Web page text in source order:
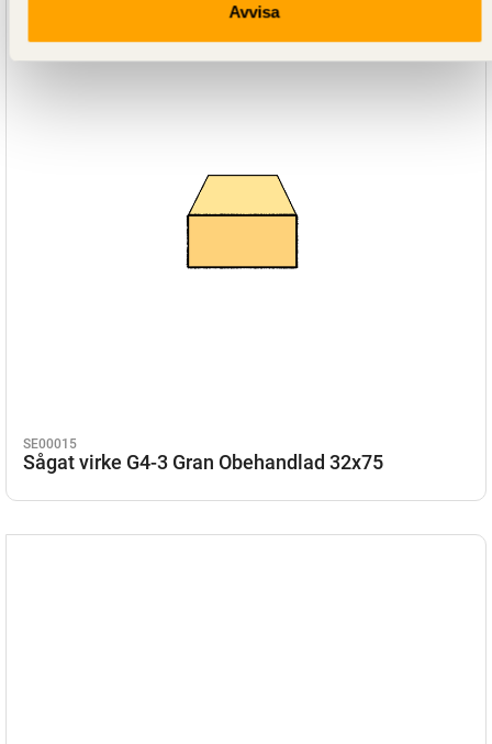
Avvisa
SE00015
Sågat virke G4-3 Gran Obehandlad 32x75